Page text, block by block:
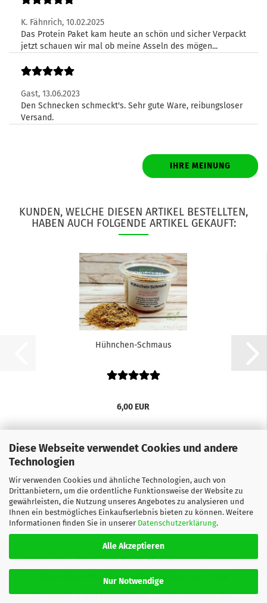
Diese Webseite verwendet Cookies und andere
Technologien
Wir verwenden Cookies und ähnliche Technologien, auch von
Drittanbietern, um die ordentliche Funktionsweise der Website zu
gewährleisten, die Nutzung unseres Angebotes zu analysieren und
Ihnen ein bestmögliches Einkaufserlebnis bieten zu können. Weitere
Informationen finden Sie in unserer Datenschutzerklärung.
Alle Akzeptieren
Nur Notwendige
K. Fähnrich, 10.02.2025
Das Protein Paket kam heute an schön und sicher Verpackt
jetzt schauen wir mal ob meine Asseln des mögen...
Gast, 13.06.2023
Den Schnecken schmeckt's. Sehr gute Ware, reibungsloser
Versand.
IHRE MEINUNG
KUNDEN, WELCHE DIESEN ARTIKEL BESTELLTEN,
HABEN AUCH FOLGENDE ARTIKEL GEKAUFT:
Hühnchen-Schmaus
6,00 EUR
Impressum Kontakt
Versand- & Zahlungsbedingungen
Widerrufsrecht & Muster-Widerrufsformular
Privatsphäre und Datenschutz
Cookie Einstellungen